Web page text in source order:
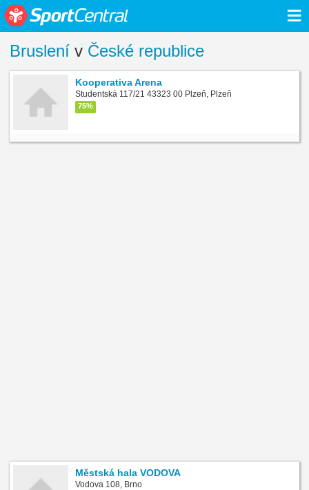
≡
Bruslení v České republice
Kooperativa Arena
Studentská 117/21 43323 00 Plzeň, Plzeň
75%
Městská hala VODOVA
Vodova 108, Brno